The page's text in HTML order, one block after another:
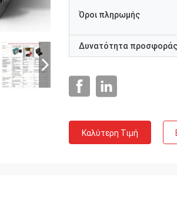
Όροι πληρωμής
Δυνατότητα προσφοράς
Καλύτερη Τιμή